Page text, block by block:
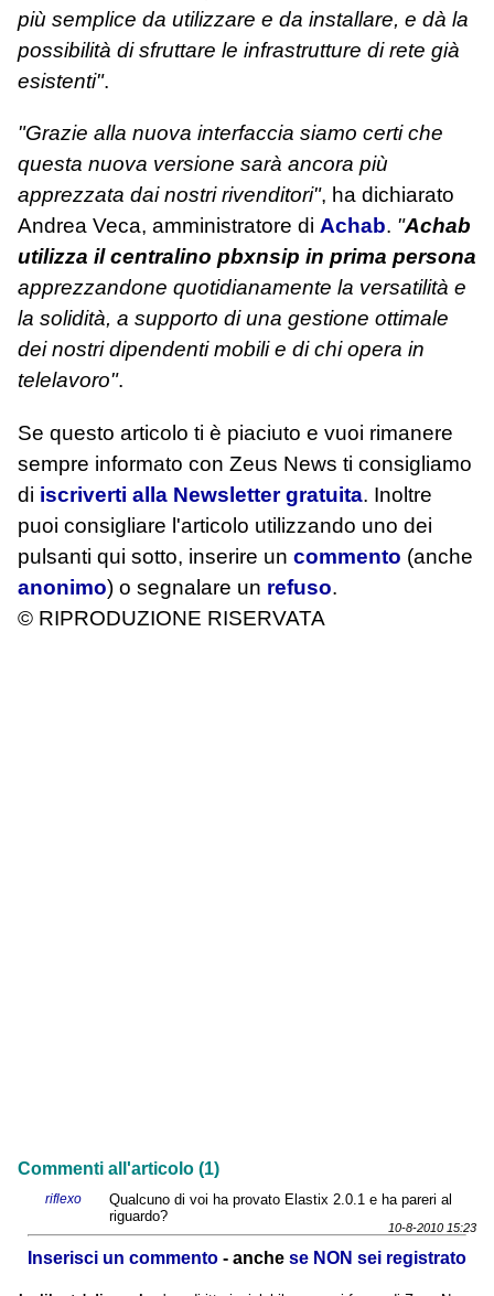
più semplice da utilizzare e da installare, e dà la
possibilità di sfruttare le infrastrutture di rete già
esistenti".
"Grazie alla nuova interfaccia siamo certi che
questa nuova versione sarà ancora più
apprezzata dai nostri rivenditori", ha dichiarato
Andrea Veca, amministratore di Achab. "Achab
utilizza il centralino pbxnsip in prima persona
apprezzandone quotidianamente la versatilità e
la solidità, a supporto di una gestione ottimale
dei nostri dipendenti mobili e di chi opera in
telelavoro".
Se questo articolo ti è piaciuto e vuoi rimanere
sempre informato con Zeus News ti consigliamo
di iscriverti alla Newsletter gratuita. Inoltre
puoi consigliare l'articolo utilizzando uno dei
pulsanti qui sotto, inserire un commento (anche
anonimo) o segnalare un refuso.
© RIPRODUZIONE RISERVATA
Commenti all'articolo (1)
riflexo
Qualcuno di voi ha provato Elastix 2.0.1 e ha pareri al
riguardo?
10-8-2010 15:23
Inserisci un commento - anche se NON sei registrato